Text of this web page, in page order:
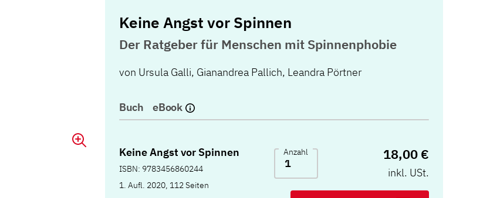
Keine Angst vor Spinnen
Der Ratgeber für Menschen mit Spinnenphobie
von Ursula Galli, Gianandrea Pallich, Leandra Pörtner
Buch eBook
Keine Angst vor Spinnen
ISBN: 9783456860244
1. Aufl. 2020, 112 Seiten
Anzahl 18,00 €
inkl. USt.